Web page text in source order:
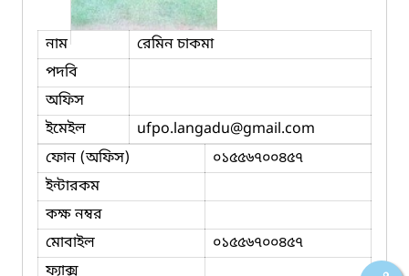
নাম
রেমিন চাকমা
পদবি
অফিস
ইমেইল
ufpo.langadu@gmail.com
ফোন (অফিস)
০১৫৫৬৭০০৪৫৭
ইন্টারকম
কক্ষ নম্বর
মোবাইল
০১৫৫৬৭০০৪৫৭
ফ্যাক্স